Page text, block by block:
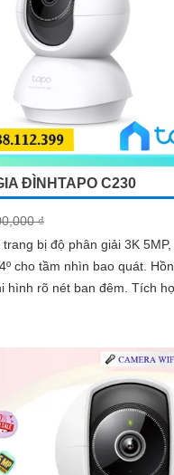
ĐÌNHTAPO C230
₫
bị độ phân giải 3K
tầm nhìn bao quát. Hồng ngoại
ban đêm. Tích hợp AI phát